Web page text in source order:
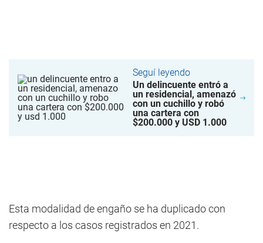
Seguí leyendo
Un delincuente entró a
un residencial, amenazó
con un cuchillo y robó
una cartera con
$200.000 y USD 1.000
Esta modalidad de engaño se ha duplicado con
respecto a los casos registrados en 2021.